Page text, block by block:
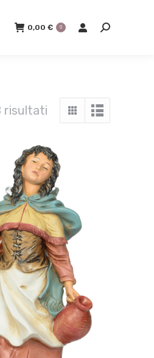
0,00 € 0 Cerca:
risultati